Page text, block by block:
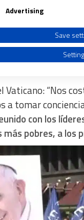
varios
hombre de fe
en una
“Nos
a tomar
con los
más pobres, a los
from different sources
Advertising
Save